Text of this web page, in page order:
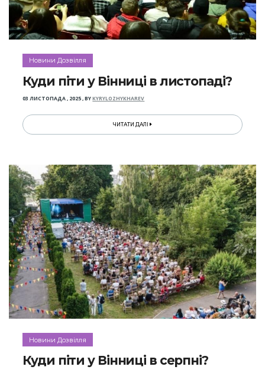
Новини Дозвілля
Куди піти у Вінниці в листопаді?
03 ЛИСТОПАДА , 2025,BYKYRYLOZHYKHAREV
ЧИТАТИ ДАЛІ
Новини Дозвілля
Куди піти у Вінниці в серпні?